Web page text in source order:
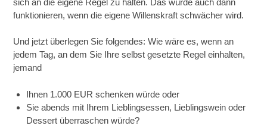
funktionieren, wenn die eigene Willenskraft schwächer wird.
Und jetzt überlegen Sie folgendes: Wie wäre es, wenn an
jedem Tag, an dem Sie Ihre selbst gesetzte Regel einhalten,
jemand
Ihnen 1.000 EUR schenken würde oder
Sie abends mit Ihrem Lieblingsessen, Lieblingswein oder
Dessert überraschen würde?